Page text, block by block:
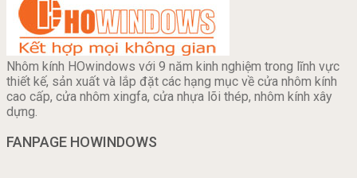
Nhôm kính HOwindows với 9 năm kinh nghiệm trong lĩnh vực
thiết kế, sản xuất và lắp đặt các hạng mục về cửa nhôm kính
cao cấp, cửa nhôm xingfa, cửa nhựa lõi thép, nhôm kính xây
dựng.
FANPAGE HOWINDOWS